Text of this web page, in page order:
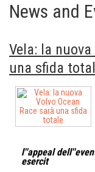
News and
Vela: la nuova
una sfida
l''appeal
esercit